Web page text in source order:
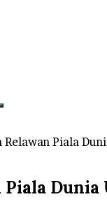
Piala